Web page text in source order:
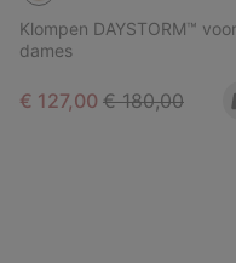
Klompen DAYSTORM™ voor
dames
Sale price:
€ 127,00 Regular price:
€ 180,00